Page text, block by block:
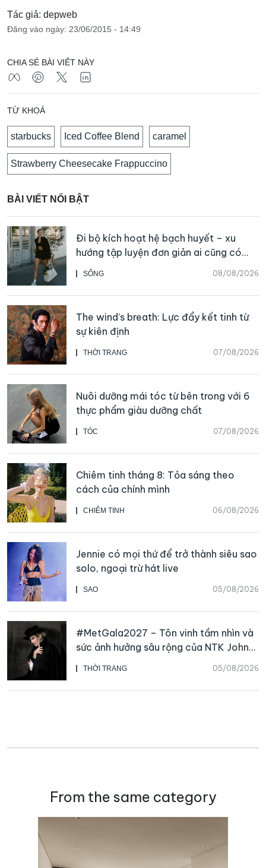
Tác giả: depweb
Đăng vào ngày: 23/06/2015 - 14:49
CHIA SẺ BÀI VIẾT NÀY
TỪ KHOÁ
starbucks Iced Coffee Blend caramel
Strawberry Cheesecake Frappuccino
BÀI VIẾT NỔI BẬT
SỐNG 08/08/2026
Đi bộ kích hoạt hệ bạch huyết – xu
hướng tập luyện đơn giản ai cũng có
thể bắt đầu
THỜI TRANG 07/08/2026
The wind’s breath: Lực đẩy kết tinh từ
sự kiên định
TÓC 07/08/2026
Nuôi dưỡng mái tóc từ bên trong với 6
thực phẩm giàu dưỡng chất
CHIÊM TINH 06/08/2026
Chiêm tinh tháng 8: Tỏa sáng theo
cách của chính mình
SAO 05/08/2026
Jennie có mọi thứ để trở thành siêu sao
solo, ngoại trừ hát live
THỜI TRANG 05/08/2026
#MetGala2027 – Tôn vinh tầm nhìn và
sức ảnh hưởng sâu rộng của NTK John
Galliano
From the same category